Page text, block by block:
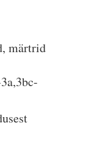
märtrid